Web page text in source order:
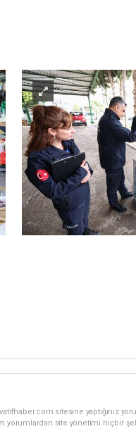
sitesine yaptığınız
yorumlardan site yönetimi hiçbir